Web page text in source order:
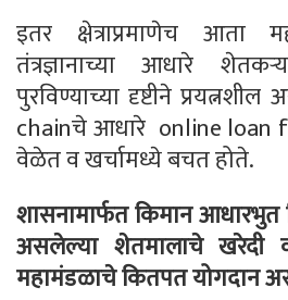
इतर क्षेत्राप्रमाणेच आता
तंत्रज्ञानाच्या आधारे
पुरविण्याच्या दृष्टीने प्रयत्नशील
chainचे आधारे online loan
वेळेत व खर्चामध्ये बचत होते.
शासनामार्फत किमान
असलेल्या शेतमालाचे खरेदी
महामंडळाचे कितपत योगदान